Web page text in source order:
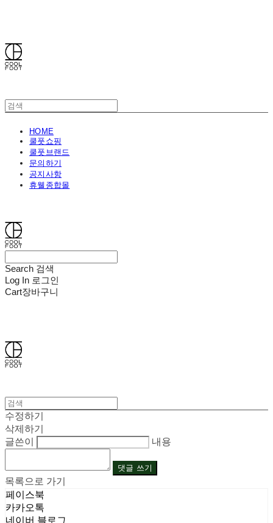
HOME
쿨풋쇼핑
쿨풋브랜드
문의하기
공지사항
휴웰종합몰
Search 검색
Log In 로그인
Cart장바구니
수정하기
삭제하기
글쓴이
내용
댓글 쓰기
목록으로 가기
페이스북
카카오톡
네이버 블로그